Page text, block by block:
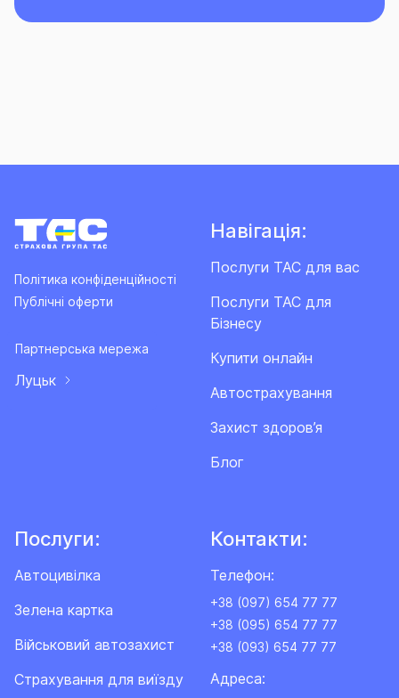
Політика конфіденційності
Публічні оферти
Партнерська мережа
Луцьк
Навігація:
Послуги ТАС для вас
Послуги ТАС для
Бізнесу
Купити онлайн
Автострахування
Захист здоров’я
Блог
Послуги:
Автоцивілка
Зелена картка
Військовий автозахист
Cтрахування для виїзду
Контакти:
Телефон:
+38 (097) 654 77 77
+38 (095) 654 77 77
+38 (093) 654 77 77
Адреса: